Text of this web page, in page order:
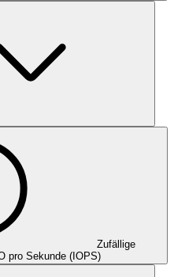
Zufällige
pro Sekunde (IOPS)